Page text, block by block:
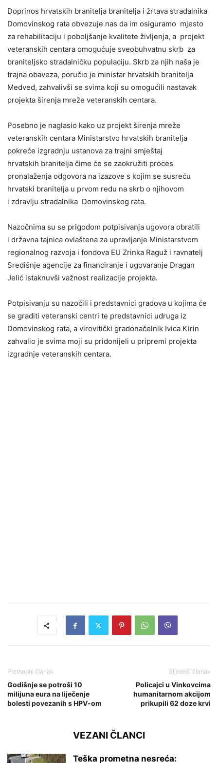
Doprinos hrvatskih branitelja branitelja i žrtava stradalnika
Domovinskog rata obvezuje nas da im osiguramo mjesto
za rehabilitaciju i poboljšanje kvalitete življenja, a projekt
veteranskih centara omogućuje sveobuhvatnu skrb za
braniteljsko stradalničku populaciju. Skrb za njih naša je
trajna obaveza, poručio je ministar hrvatskih branitelja
Medved, zahvalivši se svima koji su omogućili nastavak
projekta širenja mreže veteranskih centara.
Posebno je naglasio kako uz projekt širenja mreže
veteranskih centara Ministarstvo hrvatskih branitelja
pokreće izgradnju ustanova za trajni smještaj
hrvatskih branitelja čime će se zaokružiti proces
pronalaženja odgovora na izazove s kojim se susreću
hrvatski branitelja u prvom redu na skrb o njihovom
i zdravlju stradalnika Domovinskog rata.
Nazočnima su se prigodom potpisivanja ugovora obratili
i državna tajnica ovlaštena za upravljanje Ministarstvom
regionalnog razvoja i fondova EU Zrinka Raguž i ravnatelj
Središnje agencije za financiranje i ugovaranje Dragan
Jelić istaknuvši važnost realizacije projekta.
Potpisivanju su nazočili i predstavnici gradova u kojima će
se graditi veteranski centri te predstavnici udruga iz
Domovinskog rata, a virovitički gradonačelnik Ivica Kirin
zahvalio je svima moji su pridonijeli u pripremi projekta
izgradnje veteranskih centara.
Prethodni članak
Godišnje se potroši 10
milijuna eura na liječenje
bolesti povezanih s HPV-om
Sljedeći članak
Policajci u Vinkovcima
humanitarnom akcijom
prikupili 62 doze krvi
VEZANI ČLANCI
Teška prometna nesreća: